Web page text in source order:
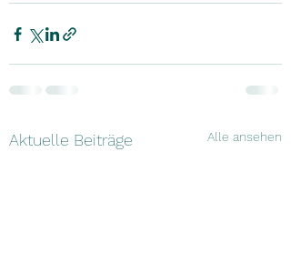
Aktuelle Beiträge Alle ansehen